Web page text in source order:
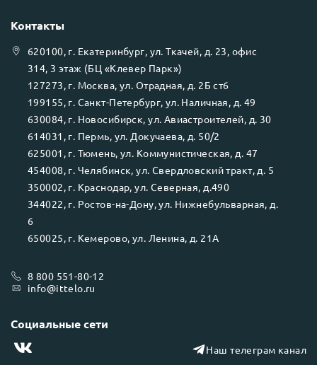
Контакты
620100 , г. Екатеринбург , ул.Ткачей, д. 23, офис
314, 3 этаж (БЦ «Клевер Парк»)
127273 , г. Москва , ул. Отрадная, д. 2Б ст6
199155 , г. Санкт-Петербург, ул. Наличная, д. 49
630084 , г. Новосибирск , ул. Авиастроителей, д. 30
614031 , г. Пермь , ул. Докучаева, д. 50/2
625001 , г. Тюмень , ул. Коммунистическая, д. 47
454008 , г. Челябинск , ул. Свердловский тракт, д. 5
350002 , г. Краснодар , ул. Северная, д.490
344022 , г. Ростов-на-Дону , ул. Нижнебульварная, д.
6
650025 , г. Кемерово , ул. Ленина, д. 21А
8 800 551-80-12
info@ittelo.ru
Социальные сети
Наш телеграм канал